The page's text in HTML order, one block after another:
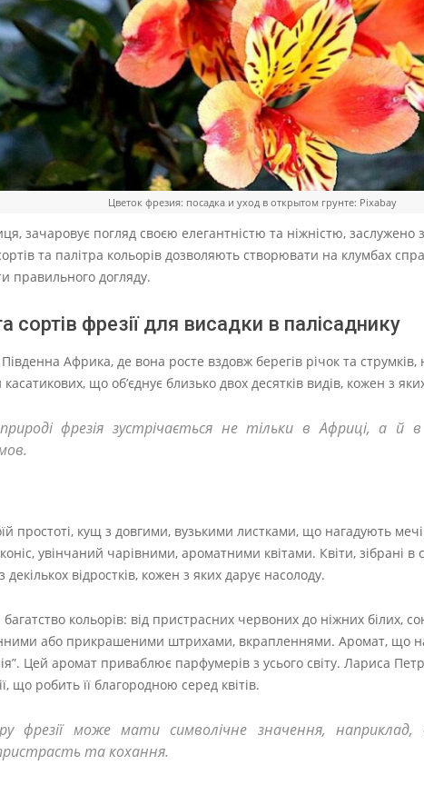
Цветок фрезия: посадка и уход в открытом грунте: Pixabay
зачаровує погляд своєю елегантністю та ніжністю, заслужено
сортів та палітра кольорів дозволяють створювати на клумбах
правильного догляду.
сортів фрезії для висадки в палісаднику
Африка, де вона росте вздовж берегів річок та
що об’єднує близько двох десятків видів, кожен з
фрезія зустрічається не тільки в Африці, а й
простоті, кущ з довгими, вузькими листками, що нагадують
увінчаний чарівними, ароматними квітами. Квіти, зібрані
відростків, кожен з яких дарує насолоду.
кольорів: від пристрасних червоних до ніжних білих,
або прикрашеними штрихами, вкрапленнями. Аромат, що
Цей аромат приваблює парфумерів з усього світу. Лариса
що робить її благородною серед квітів.
фрезії може мати символічне значення,
та кохання.